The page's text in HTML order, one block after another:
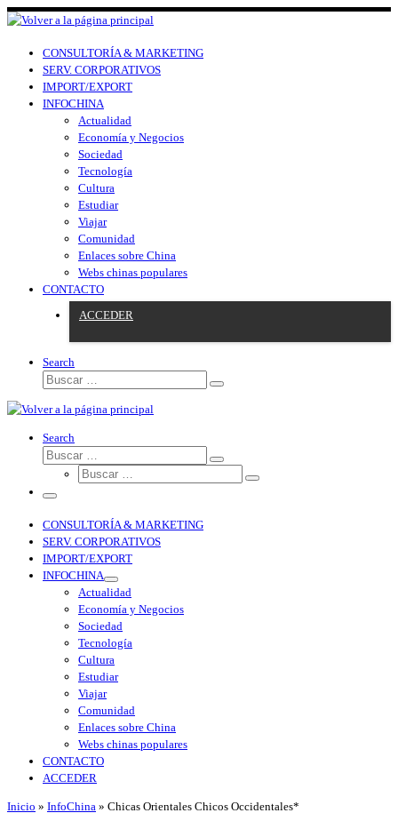
CONSULTORÍA & MARKETING
SERV. CORPORATIVOS
IMPORT/EXPORT
INFOCHINA
Actualidad
Economía y Negocios
Sociedad
Tecnología
Cultura
Estudiar
Viajar
Comunidad
Enlaces sobre China
Webs chinas populares
CONTACTO
ACCEDER
Search
Search
CONSULTORÍA & MARKETING
SERV. CORPORATIVOS
IMPORT/EXPORT
INFOCHINA
Actualidad
Economía y Negocios
Sociedad
Tecnología
Cultura
Estudiar
Viajar
Comunidad
Enlaces sobre China
Webs chinas populares
CONTACTO
ACCEDER
Inicio » InfoChina » Chicas Orientales Chicos Occidentales*